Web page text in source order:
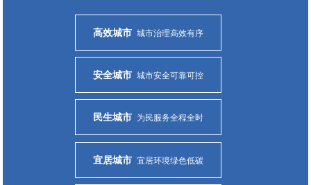
高效城市 城市治理高效有序
安全城市 城市安全可靠可控
民生城市 为民服务全程全时
宜居城市 宜居环境绿色低碳